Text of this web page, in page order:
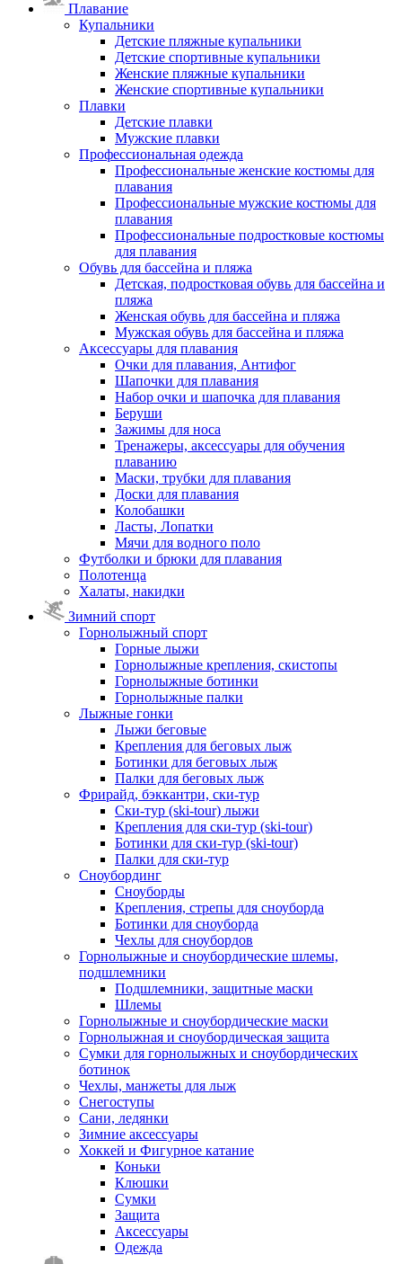
Плавание
Купальники
Детские пляжные купальники
Детские спортивные купальники
Женские пляжные купальники
Женские спортивные купальники
Плавки
Детские плавки
Мужские плавки
Профессиональная одежда
Профессиональные женские костюмы для
плавания
Профессиональные мужские костюмы для
плавания
Профессиональные подростковые костюмы
для плавания
Обувь для бассейна и пляжа
Детская, подростковая обувь для бассейна и
пляжа
Женская обувь для бассейна и пляжа
Мужская обувь для бассейна и пляжа
Аксессуары для плавания
Очки для плавания, Антифог
Шапочки для плавания
Набор очки и шапочка для плавания
Беруши
Зажимы для носа
Тренажеры, аксессуары для обучения
плаванию
Маски, трубки для плавания
Доски для плавания
Колобашки
Ласты, Лопатки
Мячи для водного поло
Футболки и брюки для плавания
Полотенца
Халаты, накидки
Зимний спорт
Горнолыжный спорт
Горные лыжи
Горнолыжные крепления, скистопы
Горнолыжные ботинки
Горнолыжные палки
Лыжные гонки
Лыжи беговые
Крепления для беговых лыж
Ботинки для беговых лыж
Палки для беговых лыж
Фрирайд, бэккантри, ски-тур
Ски-тур (ski-tour) лыжи
Крепления для ски-тур (ski-tour)
Ботинки для ски-тур (ski-tour)
Палки для ски-тур
Сноубординг
Сноуборды
Крепления, стрепы для сноуборда
Ботинки для сноуборда
Чехлы для сноубордов
Горнолыжные и сноубордические шлемы,
подшлемники
Подшлемники, защитные маски
Шлемы
Горнолыжные и сноубордические маски
Горнолыжная и сноубордическая защита
Сумки для горнолыжных и сноубордических
ботинок
Чехлы, манжеты для лыж
Снегоступы
Сани, ледянки
Зимние аксессуары
Хоккей и Фигурное катание
Коньки
Клюшки
Сумки
Защита
Аксессуары
Одежда